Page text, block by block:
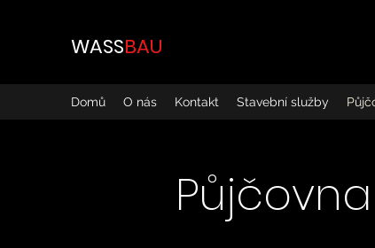
WASSBAU
Domů O nás Kontakt Stavební služby